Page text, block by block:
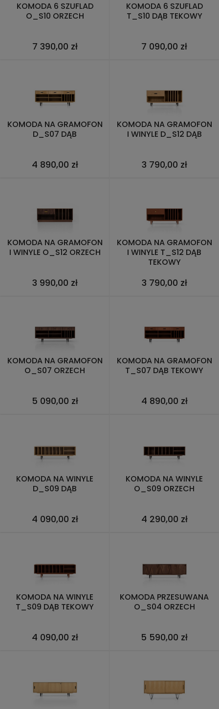
KOMODA 6 SZUFLAD
O_S10 ORZECH
7 390,00 zł
KOMODA 6 SZUFLAD
T_S10 DĄB TEKOWY
7 090,00 zł
KOMODA NA GRAMOFON
D_S07 DĄB
4 890,00 zł
KOMODA NA GRAMOFON
I WINYLE D_S12 DĄB
3 790,00 zł
KOMODA NA GRAMOFON
I WINYLE O_S12 ORZECH
3 990,00 zł
KOMODA NA GRAMOFON
I WINYLE T_S12 DĄB
TEKOWY
3 790,00 zł
KOMODA NA GRAMOFON
O_S07 ORZECH
5 090,00 zł
KOMODA NA GRAMOFON
T_S07 DĄB TEKOWY
4 890,00 zł
KOMODA NA WINYLE
D_S09 DĄB
4 090,00 zł
KOMODA NA WINYLE
O_S09 ORZECH
4 290,00 zł
KOMODA NA WINYLE
T_S09 DĄB TEKOWY
4 090,00 zł
KOMODA PRZESUWANA
O_S04 ORZECH
5 590,00 zł